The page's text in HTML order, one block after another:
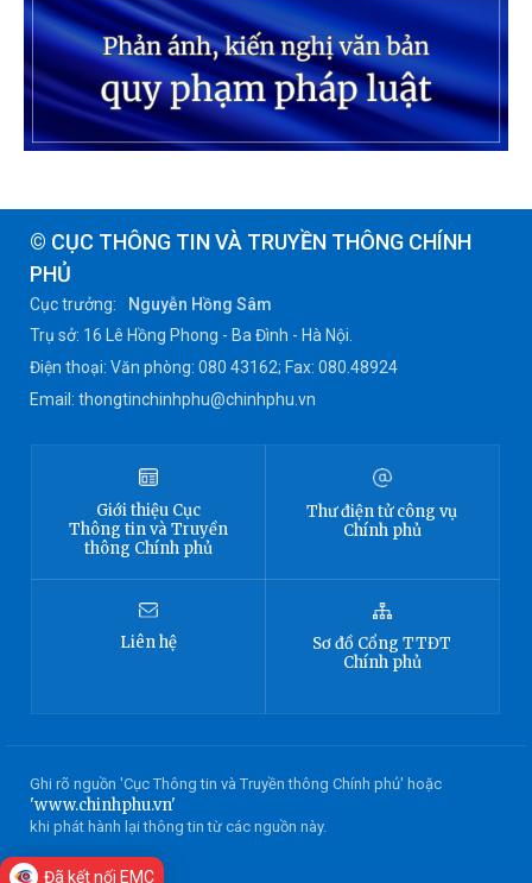
© CỤC THÔNG TIN VÀ TRUYỀN THÔNG CHÍNH
PHỦ
Cục trưởng:
Nguyễn Hồng Sâm
Trụ sở: 16 Lê Hồng Phong - Ba Đình - Hà Nội.
Điện thoại: Văn phòng: 080 43162; Fax: 080.48924
Email: thongtinchinhphu@chinhphu.vn
Giới thiệu Cục
Thông tinvà Truyền
thông Chính phủ
Thư điện tử công vụ
Chính phủ
Liên hệ Sơ đồ Cổng TTĐT
Chính phủ
Ghi rõ nguồn 'Cục Thông tin và Truyền thông Chính phủ' hoặc
'www.chinhphu.vn'
khi phát hành lại thông tin từ các nguồn này.
Đã kết nối EMC